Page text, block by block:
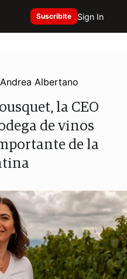
Suscribite Sign In
Andrea Albertano
la CEO
de vinos
de la